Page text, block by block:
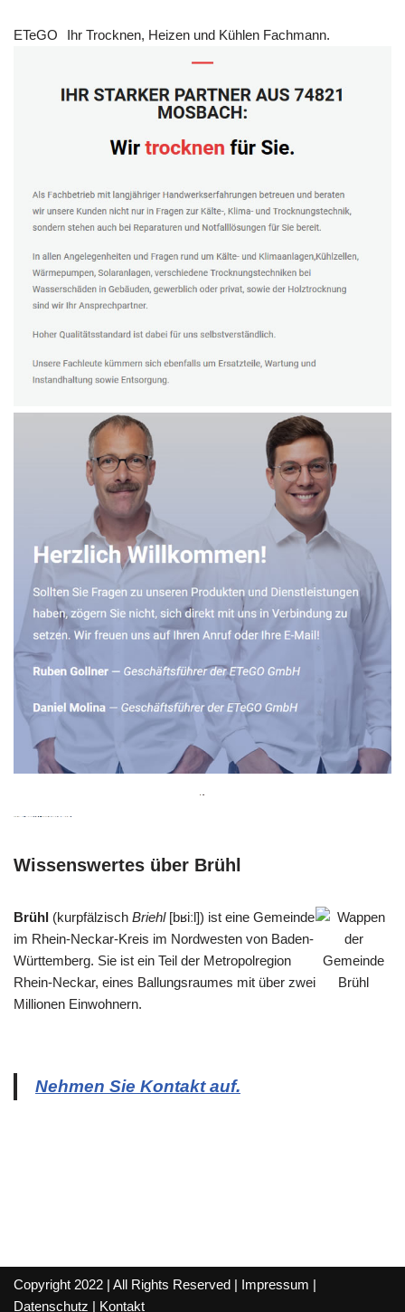
ETeGO Ihr Trocknen, Heizen und Kühlen Fachmann.
Wissenswertes über Brühl
Brühl (kurpfälzisch Briehl[bʁiːl]) ist eine Gemeinde
im Rhein-Neckar-Kreis im Nordwesten von Baden-
Württemberg. Sie ist ein Teil der Metropolregion
Rhein-Neckar, eines Ballungsraumes mit über zwei
Millionen Einwohnern.
Nehmen Sie Kontakt auf.
Copyright 2022 | All Rights Reserved | Impressum |
Datenschutz | Kontakt